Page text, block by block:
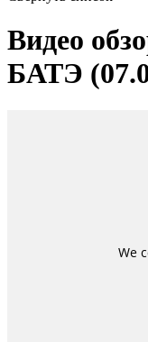
Видео
БАТЭ